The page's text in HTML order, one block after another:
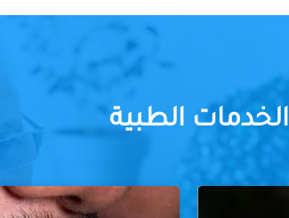
الخدمات الطبية